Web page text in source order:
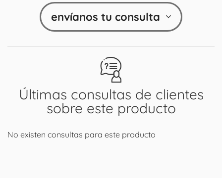
Últimas consultas de clientes
sobre este producto
No existen consultas para este producto
envíanos tu consulta